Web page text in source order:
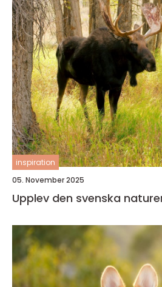
inspiration
05. November 2025
Upplev den svenska